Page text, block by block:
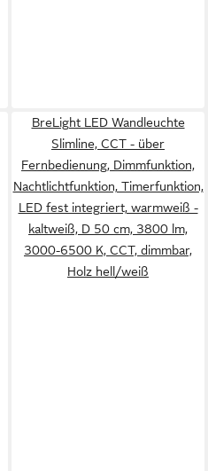
BreLight LED Wandleuchte
Slimline, CCT - über
Fernbedienung, Dimmfunktion,
Nachtlichtfunktion, Timerfunktion,
LED fest integriert, warmweiß -
kaltweiß, D 50 cm, 3800 lm,
3000-6500 K, CCT, dimmbar,
Holz hell/weiß